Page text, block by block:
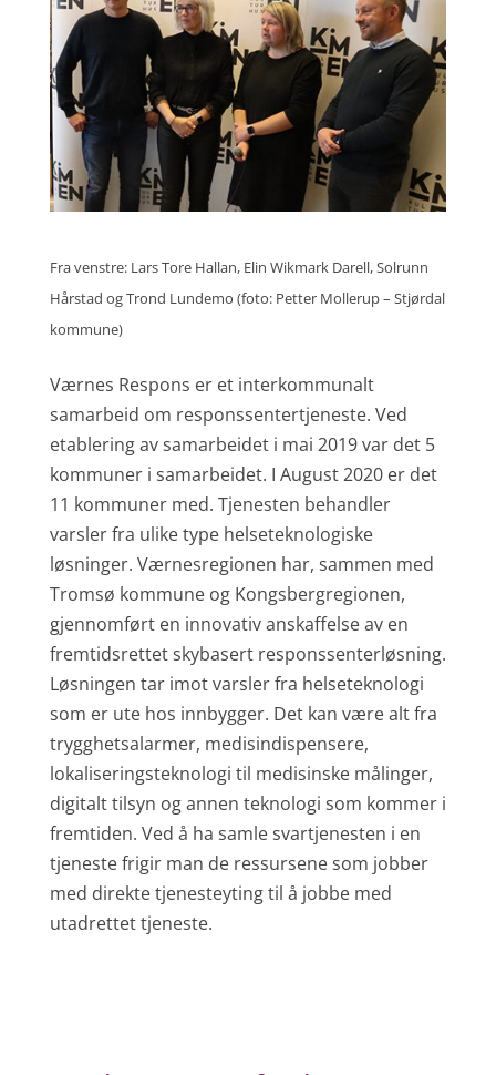
Fra venstre: Lars Tore Hallan, Elin Wikmark Darell, Solrunn
Hårstad og Trond Lundemo (foto: Petter Mollerup – Stjørdal
kommune)
Værnes Respons er et interkommunalt
samarbeid om responssentertjeneste. Ved
etablering av samarbeidet i mai 2019 var det 5
kommuner i samarbeidet. I August 2020 er det
11 kommuner med. Tjenesten behandler
varsler fra ulike type helseteknologiske
løsninger. Værnesregionen har, sammen med
Tromsø kommune og Kongsbergregionen,
gjennomført en innovativ anskaffelse av en
fremtidsrettet skybasert responssenterløsning.
Løsningen tar imot varsler fra helseteknologi
som er ute hos innbygger. Det kan være alt fra
trygghetsalarmer, medisindispensere,
lokaliseringsteknologi til medisinske målinger,
digitalt tilsyn og annen teknologi som kommer i
fremtiden. Ved å ha samle svartjenesten i en
tjeneste frigir man de ressursene som jobber
med direkte tjenesteyting til å jobbe med
utadrettet tjeneste.